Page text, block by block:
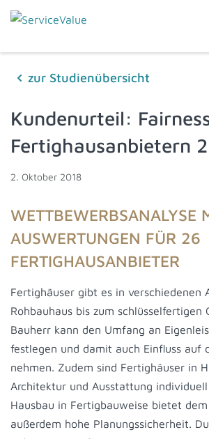
zur Studienübersicht
Kundenurteil:
Fertighausanbietern
2. Oktober 2018
WETTBEWERBSANALYSE
AUSWERTUNGEN FÜR 26
FERTIGHAUSANBIETER
Fertighäuser gibt es in verschiedenen
Rohbauhaus bis zum schlüsselfertigen
Bauherr kann den Umfang an
festlegen und damit auch Einfluss auf
nehmen. Zudem sind Fertighäuser in
Architektur und Ausstattung
Hausbau in Fertigbauweise bietet
außerdem hohe Planungssicherheit.